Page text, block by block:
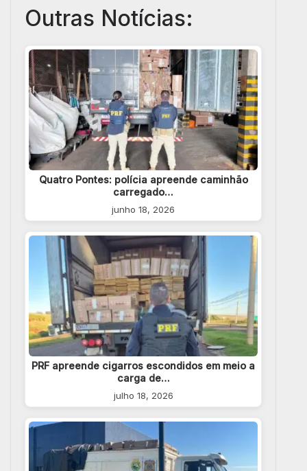
Outras Notícias:
Quatro Pontes: polícia apreende caminhão
carregado…
junho 18, 2026
PRF apreende cigarros escondidos em meio a
carga de…
julho 18, 2026